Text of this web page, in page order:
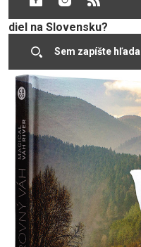
ste, že na Váhu sa
diel na Slovensku?